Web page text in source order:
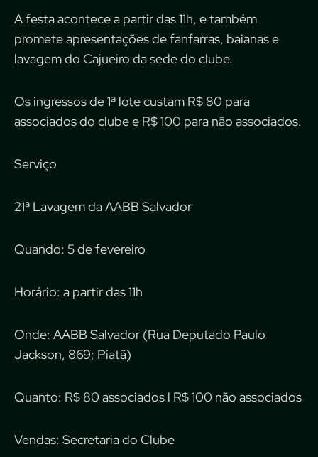
A festa acontece a partir das 11h, e também
promete apresentações de fanfarras, baianas e
lavagem do Cajueiro da sede do clube.
Os ingressos de 1ª lote custam R$ 80 para
associados do clube e R$ 100 para não associados.
Serviço
21ª Lavagem da AABB Salvador
Quando: 5 de fevereiro
Horário: a partir das 11h
Onde: AABB Salvador (Rua Deputado Paulo
Jackson, 869; Piatã)
Quanto: R$ 80 associados l R$ 100 não associados
Vendas: Secretaria do Clube